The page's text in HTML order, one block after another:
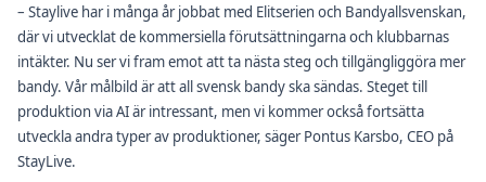
– Staylive har i många år jobbat med Elitserien och Bandyallsvenskan,
där vi utvecklat de kommersiella förutsättningarna och klubbarnas
intäkter. Nu ser vi fram emot att ta nästa steg och tillgängliggöra mer
bandy. Vår målbild är att all svensk bandy ska sändas. Steget till
produktion via AI är intressant, men vi kommer också fortsätta
utveckla andra typer av produktioner, säger Pontus Karsbo, CEO på
StayLive.